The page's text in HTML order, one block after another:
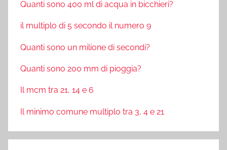
Quanti sono 400 ml di acqua in bicchieri?
il multiplo di 5 secondo il numero 9
Quanti sono un milione di secondi?
Quanti sono 200 mm di pioggia?
Il mcm tra 21, 14 e 6
Il minimo comune multiplo tra 3, 4 e 21